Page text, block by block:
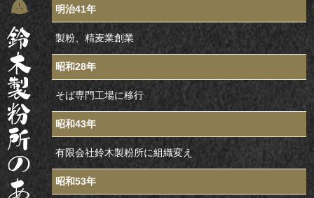
明治41年
製粉、精麦業創業
昭和28年
そば専門工場に移行
昭和43年
有限会社鈴木製粉所に組織変え
昭和53年